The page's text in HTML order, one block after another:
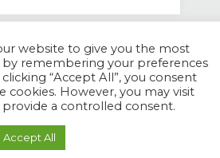
website to give you the most
by remembering your preferences
“Accept All”, you consent
cookies. However, you may visit
a controlled consent.
Accept All